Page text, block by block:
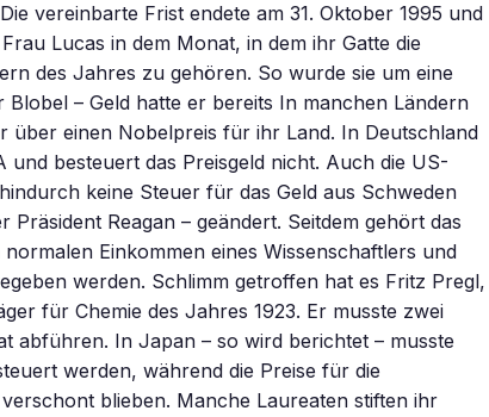
vereinbarte Frist endete am 31. Oktober 1995 und
Lucas in dem Monat, in dem ihr Gatte die
des Jahres zu gehören. So wurde sie um eine
– Geld hatte er bereits In manchen Ländern
über einen Nobelpreis für ihr Land. In Deutschland
und besteuert das Preisgeld nicht. Auch die US-
keine Steuer für das Geld aus Schweden
Reagan – geändert. Seitdem gehört das
Einkommen eines Wissenschaftlers und
werden. Schlimm getroffen hat es Fritz Pregl,
für Chemie des Jahres 1923. Er musste zwei
abführen. In Japan – so wird berichtet – musste
werden, während die Preise für die
blieben. Manche Laureaten stiften ihr